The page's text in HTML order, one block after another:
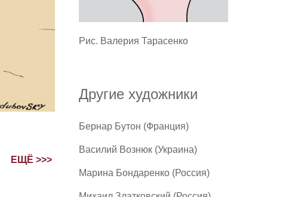
ЕЩЁ >>>
Рис. Валерия Тарасенко
Другие художники
Бернар Бутон (Франция)
Василий Вознюк (Украина)
Марина Бондаренко (Россия)